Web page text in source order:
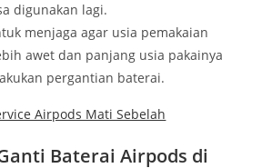
digunakan lagi.
menjaga agar usia pemakaian
awet dan panjang usia pakainya
pergantian baterai.
Airpods Mati Sebelah
Baterai Airpods di